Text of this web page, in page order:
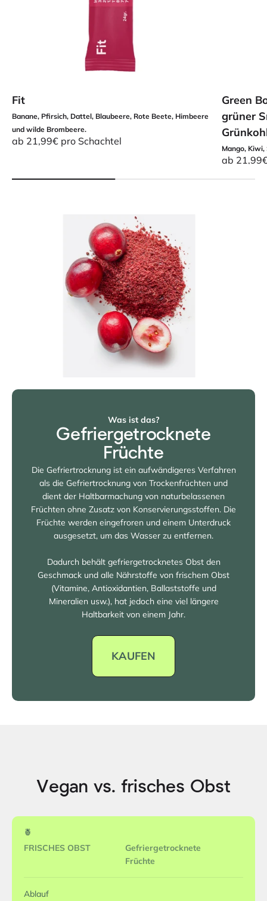
Fit
Banane, Pfirsich, Dattel, Blaubeere, Rote Beete, Himbeere
und wilde Brombeere.
Angebot
ab 21,99€ pro Schachtel
Green
grüner
Mango,
Angebot
ab
Was ist das?
Gefriergetrocknete
Früchte
Die Gefriertrocknung ist ein aufwändigeres Verfahren
als die Gefriertrocknung von Trockenfrüchten und
dient der Haltbarmachung von naturbelassenen
Früchten ohne Zusatz von Konservierungsstoffen. Die
Früchte werden eingefroren und einem Unterdruck
ausgesetzt, um das Wasser zu entfernen.
Dadurch behält gefriergetrocknetes Obst den
Geschmack und alle Nährstoffe von frischem Obst
(Vitamine, Antioxidantien, Ballaststoffe und
Mineralien usw.), hat jedoch eine viel längere
Haltbarkeit von einem Jahr.
KAUFEN
Vegan vs. frisches Obst
🍍
FRISCHES OBST
Gefriergetrocknete
Früchte
Ablauf